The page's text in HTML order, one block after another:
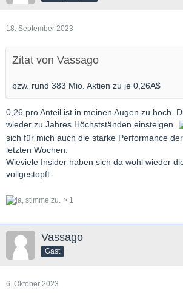
18. September 2023
Zitat von Vassago
bzw. rund 383 Mio. Aktien zu je 0,26A$
0,26 pro Anteil ist in meinen Augen zu hoch.
wieder zu Jahres Höchstständen einsteigen.
sich für mich auch die starke Performance
letzten Wochen.
Wieviele Insider haben sich da wohl wieder
vollgestopft.
1
Vassago
Gast
6. Oktober 2023